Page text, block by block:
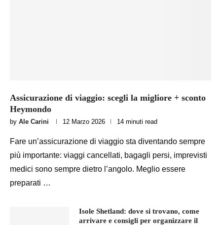
Assicurazione di viaggio: scegli la migliore + sconto
Heymondo
by Ale Carini 12 Marzo 2026 14 minuti read
Fare un’assicurazione di viaggio sta diventando sempre
più importante: viaggi cancellati, bagagli persi, imprevisti
medici sono sempre dietro l’angolo. Meglio essere
preparati …
Isole Shetland: dove si trovano, come
arrivare e consigli per organizzare il